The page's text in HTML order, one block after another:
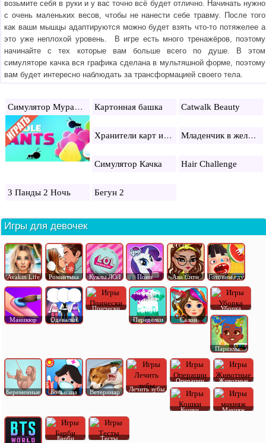
возьмите себя в руки и у вас точно всё будет отлично. Начинать нужно
с очень маленьких весов, чтобы не нанести себе травму. После того
как ваши мышцы адаптируются можно будет взять что-то потяжелее а
это уже неплохой уровень. В игре есть много тренажёров, поэтому
начинайте с тех которые вам больше всего по душе. В этом
симуляторе качка вся графика сделана в мультяшной форме, поэтому
вам будет интересно наблюдать за трансформацией своего тела.
Симулятор Муравьев Картонная башка Catwalk Beauty
Хранители карт и магии Младенчик в желтом
Симулятор Качка Hair Challenge
3 Панды 2 Ночь Бегун 2
Игры для девочек
Avakin Life Романтика Куклы ЛОЛ Пони Ава Сити Готовим еду
Маникюр Одевалки
Прически
Переделки
Салон
Уборка
Парикма..
Беременные Больница Ветеринар Лечить зубы
Операции Животные
Кошки Макияж
Барби Тесты